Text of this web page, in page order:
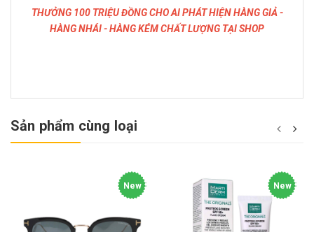
THƯỞNG 100 TRIỆU ĐỒNG CHO AI PHÁT HIỆN HÀNG GIẢ -
HÀNG NHÁI - HÀNG KÉM CHẤT LƯỢNG TẠI SHOP
Sản phẩm cùng loại
New New